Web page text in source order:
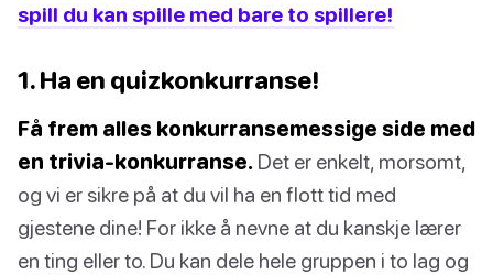
spill du kan spille med bare to spillere!
1. Ha en quizkonkurranse!
Få frem alles konkurransemessige side med
en trivia-konkurranse. Det er enkelt, morsomt,
og vi er sikre på at du vil ha en flott tid med
gjestene dine! For ikke å nevne at du kanskje lærer
en ting eller to. Du kan dele hele gruppen i to lag og